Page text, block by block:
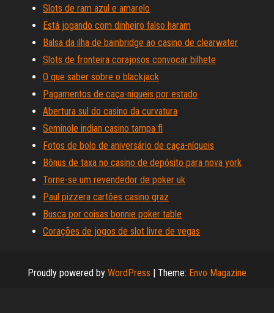
Slots de ram azul e amarelo
Está jogando com dinheiro falso haram
Balsa da ilha de bainbridge ao casino de clearwater
Slots de fronteira corajosos convocar bilhete
O que saber sobre o blackjack
Pagamentos de caça-níqueis por estado
Abertura sul do casino da curvatura
Seminole indian casino tampa fl
Fotos de bolo de aniversário de caça-níqueis
Bônus de taxa no casino de depósito para nova york
Torne-se um revendedor de poker uk
Paul pizzera cartões casino graz
Busca por coisas bonnie poker table
Corações de jogos de slot livre de vegas
Proudly powered by WordPress | Theme: Envo Magazine